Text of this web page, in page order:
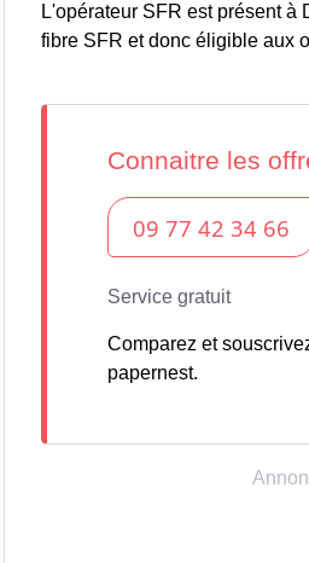
L'opérateur SFR est présent à
fibre SFR et donc éligible aux
Comparez et
papernest.